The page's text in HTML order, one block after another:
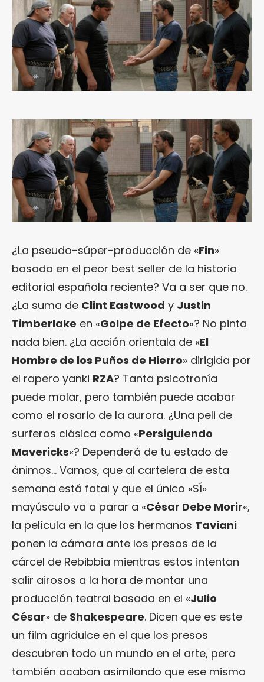
¿La pseudo-súper-producción de «Fin»
basada en el peor best seller de la historia
editorial española reciente? Va a ser que no.
¿La suma de Clint Eastwood y Justin
Timberlake en «Golpe de Efecto«? No pinta
nada bien. ¿La acción orientala de «El
Hombre de los Puños de Hierro» dirigida por
el rapero yanki RZA? Tanta psicotronía
puede molar, pero también puede acabar
como el rosario de la aurora. ¿Una peli de
surferos clásica como «Persiguiendo
Mavericks«? Dependerá de tu estado de
ánimos… Vamos, que al cartelera de esta
semana está fatal y que el único «SÍ»
mayúsculo va a parar a «César Debe Morir«,
la película en la que los hermanos Taviani
ponen la cámara ante los presos de la
cárcel de Rebibbia mientras estos intentan
salir airosos a la hora de montar una
producción teatral basada en el «Julio
César» de Shakespeare. Dicen que es este
un film agridulce en el que los presos
descubren todo un mundo en el arte, pero
también acaban asimilando que ese mismo